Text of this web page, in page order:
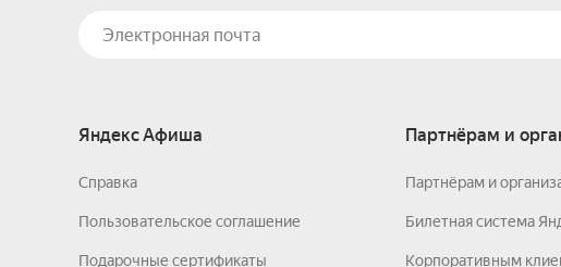
Яндекс Афиша
Справка
Пользовательское соглашение
Подарочные сертификаты
Партнёрам и
Партнёрам и
Билетная система
Корпоративным